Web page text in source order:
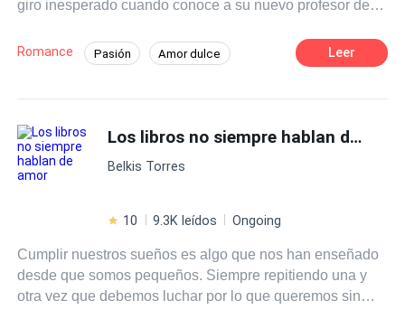
giro inesperado cuando conoce a su nuevo profesor de
talentoso que despierta en ella una admiración profunda.
A medida que las clases avanzan Clara se siente cada
Romance Pasión Amor dulce
Primer Amor
Leer
Los libros no siempre hablan de amor
Belkis Torres
10 9.3K leídos Ongoing
Cumplir nuestros sueños es algo que nos han enseñado
desde que somos pequeños. Siempre repitiendo una y
otra vez que debemos luchar por lo que queremos sin